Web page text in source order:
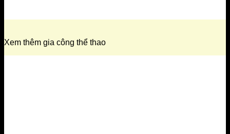
Xem thêm gia công thể thao